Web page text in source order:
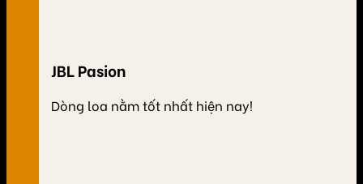
JBL Pasion
Dòng loa nằm tốt nhất hiện nay!